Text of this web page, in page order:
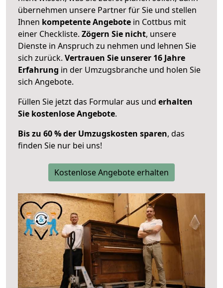
übernehmen unsere Partner für Sie und stellen
Ihnen kompetente Angebote in Cottbus mit
einer Checkliste. Zögern Sie nicht, unsere
Dienste in Anspruch zu nehmen und lehnen Sie
sich zurück. Vertrauen Sie unserer 16 Jahre
Erfahrung in der Umzugsbranche und holen Sie
sich Angebote.
Füllen Sie jetzt das Formular aus und erhalten
Sie kostenlose Angebote.
Bis zu 60 % der Umzugskosten sparen, das
finden Sie nur bei uns!
Kostenlose Angebote erhalten